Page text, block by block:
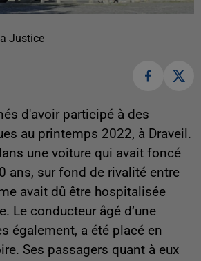
Justice
d'avoir participé à des
au printemps 2022, à Draveil.
une voiture qui avait foncé
ans, sur fond de rivalité entre
avait dû être hospitalisée
Le conducteur âgé d’une
également, a été placé en
Ses passagers quant à eux